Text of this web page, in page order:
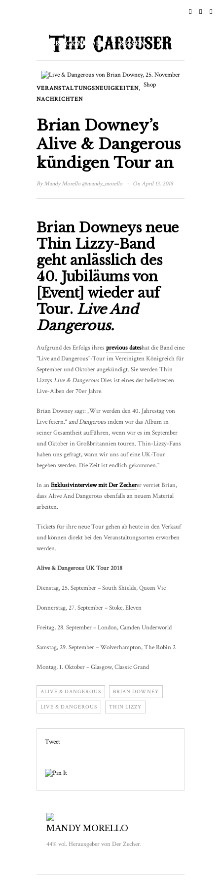
ROCK N ROLL REISEN
Shop
VERANSTALTUNGSNEUIGKEITEN,
NACHRICHTEN
Brian Downey’s
Alive & Dangerous
kündigen Tour an
ByMandy Morello @mandy_morello · On April 13, 2018
Brian Downeys neue
Thin Lizzy-Band
geht anlässlich des
40. Jubiläums von
[Event] wieder auf
Tour. Live And
Dangerous.
Aufgrund des Erfolgs ihres previous dateshat die Band eine
"Live and Dangerous"-Tour im Vereinigten Königreich für
September und Oktober angekündigt. Sie werden Thin
Lizzys Live & DangerousDies ist eines der beliebtesten
Live-Alben der 70er Jahre.
Brian Downey sagt: „Wir werden den 40. Jahrestag von
Live feiern.“and Dangerousindem wir das Album in
seiner Gesamtheit aufführen, wenn wir es im September
und Oktober in Großbritannien touren. Thin-Lizzy-Fans
haben uns gefragt, wann wir uns auf eine UK-Tour
begeben werden. Die Zeit ist endlich gekommen."
In anExklusivinterview mit Der Zecherer verriet Brian,
dass Alive And Dangerous ebenfalls an neuem Material
arbeiten.
Tickets für ihre neue Tour gehen ab heute in den Verkauf
und können direkt bei den Veranstaltungsorten erworben
werden.
Alive & Dangerous UK Tour 2018
Dienstag, 25. September – South Shields, Queen Vic
Donnerstag, 27. September – Stoke, Eleven
Freitag, 28. September – London, Camden Underworld
Samstag, 29. September – Wolverhampton, The Robin 2
Montag, 1. Oktober – Glasgow, Classic Grand
ALIVE & DANGEROUS BRIAN DOWNEY
LIVE & DANGEROUS THIN LIZZY
Tweet
MANDY MORELLO
44% vol. Herausgeber von Der Zecher.